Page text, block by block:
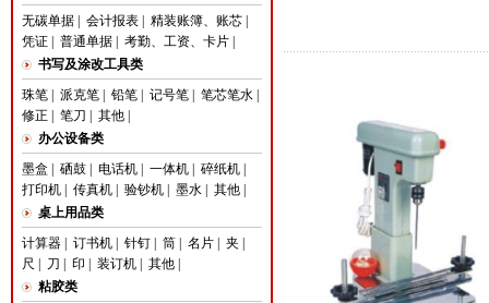
无碳单据| 会计报表| 精装账簿、账芯|
凭证| 普通单据| 考勤、工资、卡片|
书写及涂改工具类
珠笔| 派克笔| 铅笔| 记号笔| 笔芯笔水|
修正
笔刀 其他|
办公设备类
墨盒
硒鼓| 电话机| 一体机| 碎纸机|
打印机| 传真机| 验钞机| 墨水| 其他|
桌上用品类
计算器| 订书机| 针钉| 筒| 名片| 夹
尺
刀 印 装订机| 其他|
粘胶类